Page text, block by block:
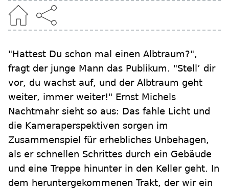
"Hattest Du schon mal einen Albtraum?",
fragt der junge Mann das Publikum. "Stell’ dir
vor, du wachst auf, und der Albtraum geht
weiter, immer weiter!" Ernst Michels
Nachtmahr sieht so aus: Das fahle Licht und
die Kameraperspektiven sorgen im
Zusammenspiel für erhebliches Unbehagen,
als er schnellen Schrittes durch ein Gebäude
und eine Treppe hinunter in den Keller geht. In
dem heruntergekommenen Trakt, der wir ein